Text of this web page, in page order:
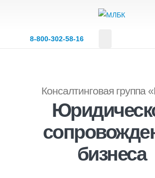
8‑800‑302‑58‑16
Консалтинговая группа
бизнеса